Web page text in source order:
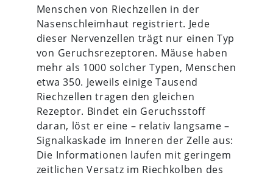
Menschen von Riechzellen in der
Nasenschleimhaut registriert. Jede
dieser Nervenzellen trägt nur einen Typ
von Geruchsrezeptoren. Mäuse haben
mehr als 1000 solcher Typen, Menschen
etwa 350. Jeweils einige Tausend
Riechzellen tragen den gleichen
Rezeptor. Bindet ein Geruchsstoff
daran, löst er eine – relativ langsame –
Signalkaskade im Inneren der Zelle aus:
Die Informationen laufen mit geringem
zeitlichen Versatz im Riechkolben des